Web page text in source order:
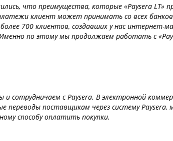
что преимущества, которые «Paysera LT»
клиент может принимать со всех
700 клиентов, создавших у нас интернет-
по этому мы продолжаем работать с
сотрудничаем с Paysera. В электронной
переводы поставщикам через систему Paysera,
способу оплатить покупки.